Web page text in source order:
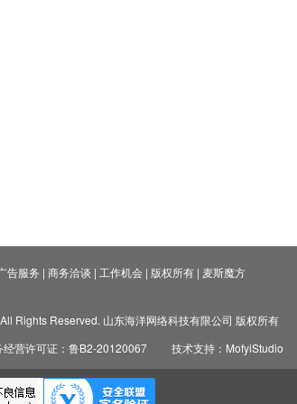
告服务 | 商务洽谈 | 工作机会| 版权所有| 麦斯魔方
Rights Reserved. 山东海洋网络科技有限公司 版权所有
经营许可证：鲁B2-20120067 技术支持：MofyiStudio